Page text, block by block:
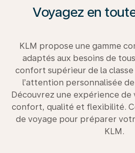
Voyagez en
KLM propose une gamme
adaptés aux besoins de
confort supérieur de la
l’attention personnalisée
Découvrez une expérience de
confort, qualité et flexibilité.
de voyage pour préparer
KLM.